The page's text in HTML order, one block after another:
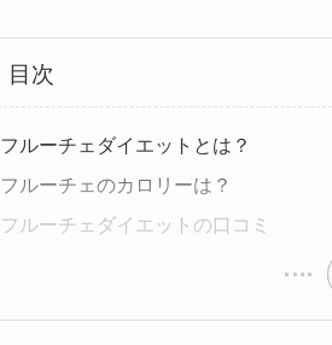
目次
フルーチェダイエットとは？
フルーチェのカロリーは？
フルーチェダイエットの口コミ